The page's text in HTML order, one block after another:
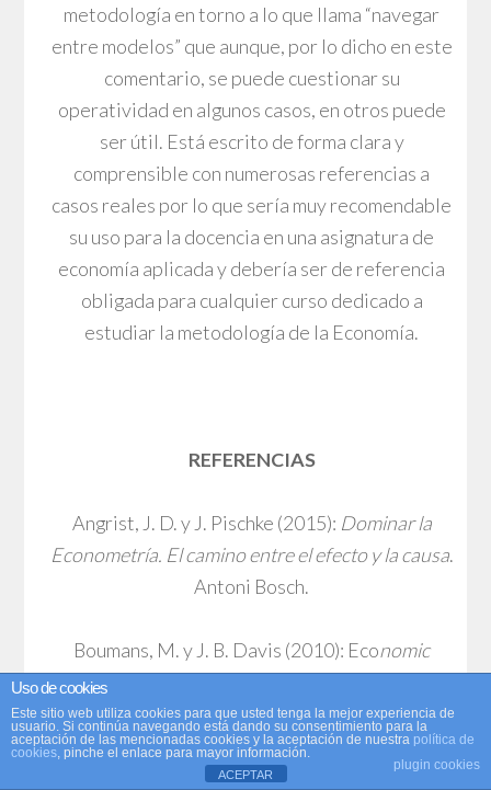
metodología en torno a lo que llama “navegar
entre modelos” que aunque, por lo dicho en este
comentario, se puede cuestionar su
operatividad en algunos casos, en otros puede
ser útil. Está escrito de forma clara y
comprensible con numerosas referencias a
casos reales por lo que sería muy recomendable
su uso para la docencia en una asignatura de
economía aplicada y debería ser de referencia
obligada para cualquier curso dedicado a
estudiar la metodología de la Economía.
REFERENCIAS
Angrist, J. D. y J. Pischke (2015): Dominar la
Econometría. El camino entre el efecto y la causa.
Antoni Bosch.
Boumans, M. y J. B. Davis (2010): Economic
Methodology. Understanding Economics as a
Science. Palgrave.
Hoover, K. D. (2001):
Uso de cookies
Este sitio web utiliza cookies para que usted tenga la mejor experiencia de
usuario. Si continúa navegando está dando su consentimiento para la
aceptación de las mencionadas cookies y la aceptación de nuestra política de
cookies, pinche el enlace para mayor información.
plugin cookies
ACEPTAR